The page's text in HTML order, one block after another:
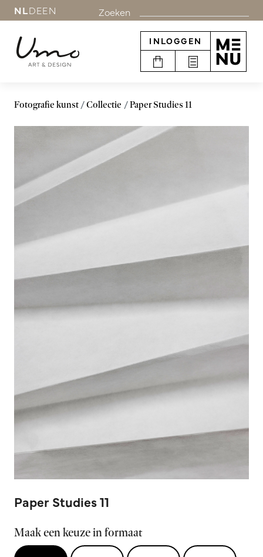
NLDEEN Zoeken
INLOGGEN
Fotografie kunst Collectie Paper Studies 11
Paper Studies 11
Maak een keuze in formaat